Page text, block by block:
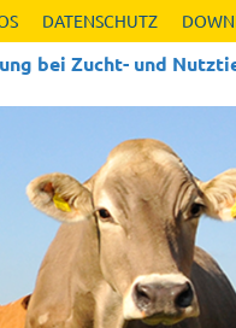
DATENSCHUTZ
bei Zucht- und